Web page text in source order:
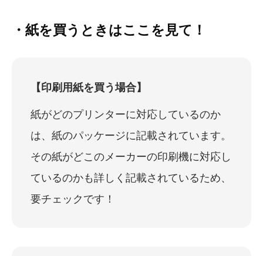
・紙を買うときはここを見て！
【印刷用紙を買う場合】
紙がどのプリンターに対応しているのか
は、紙のパッケージに記載されています。
その紙がどこのメーカーの印刷機に対応し
ているのかも詳しく記載されているため、
要チェックです！